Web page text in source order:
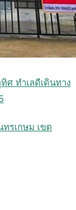
ศ ทำเลดีเดินทาง
รเกษม เขต